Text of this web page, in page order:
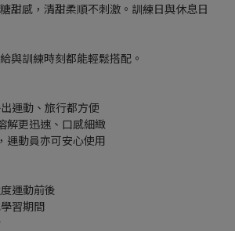
甜感，清甜柔順不刺激。訓練日與休息日
與訓練時刻都能輕鬆搭配。
運動、旅行都方便
解更迅速、口感細緻
運動員亦可安心使用
運動前後
習期間